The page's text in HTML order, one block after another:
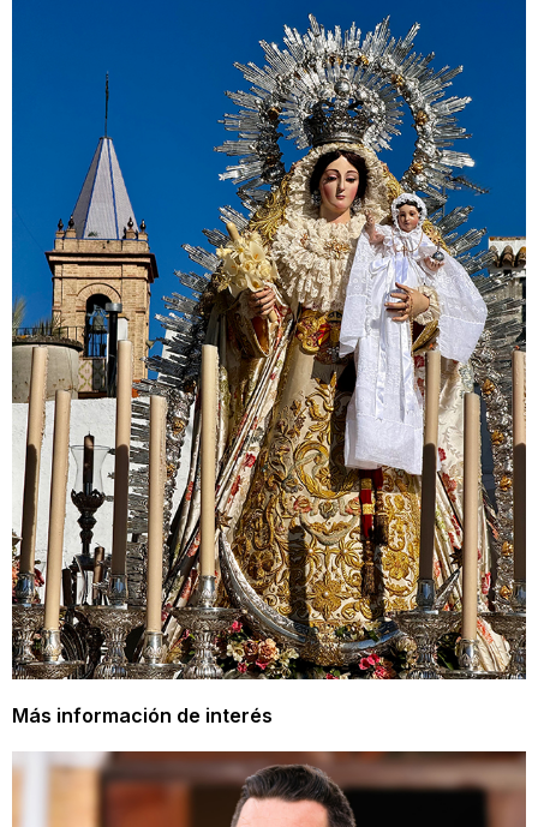
Más información de interés